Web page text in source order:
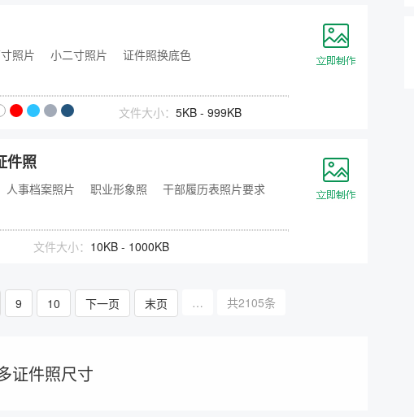
照片 小二寸照片
证件照换底色
文件大小： 5KB - 999KB
件照
人事档案照片 职业形象照
干部履历表照片要求
文件大小： 10KB - 1000KB
共2105条
9 10 …
下一页 末页
证件照尺寸